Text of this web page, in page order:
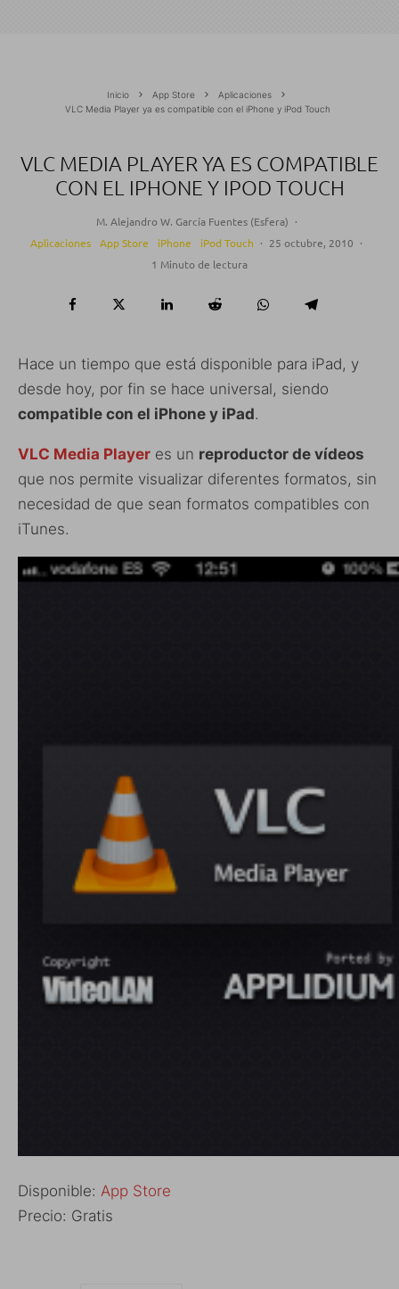
Inicio App Store
Aplicaciones
VLC Media Player ya es compatible con el iPhone y iPod Touch
VLC MEDIA PLAYER YA ES COMPATIBLE
CON EL IPHONE Y IPOD TOUCH
M. Alejandro W. García Fuentes (Esfera) ·
Aplicaciones
App Store iPhone iPod Touch · 25 octubre, 2010 ·
1 Minuto de lectura
Hace un tiempo que está disponible para iPad, y
desde hoy, por fin se hace universal, siendo
compatible con el iPhone y iPad.
VLC Media Player es un reproductor de vídeos
que nos permite visualizar diferentes formatos, sin
necesidad de que sean formatos compatibles con
iTunes.
Disponible: App Store
Precio: Gratis